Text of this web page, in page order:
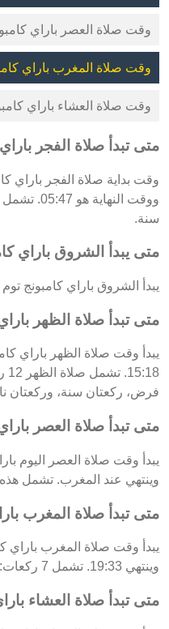
وقت صلاة العصر باراي كامبونج
وقت صلاة المغرب باراي كامبونج
وقت صلاة العشاء باراي كامبونج
متى تبدأ صلاة الفجر
سنة.
متى يبدأ الشروق باراي
يبدأ الشروق باراي كامبونج توم
متى تبدأ صلاة الظهر
فرض، ركعتان سنة، وركعتان
متى تبدأ صلاة العصر
وينتهي عند المغرب. تشمل هذه الصلاة 8 ركعات:
متى تبدأ صلاة المغرب
وينتهي 19:33. تشمل 7 ركعات: 3 فرض، 2 سنة و2 نفل.
متى تبدأ صلاة العشاء